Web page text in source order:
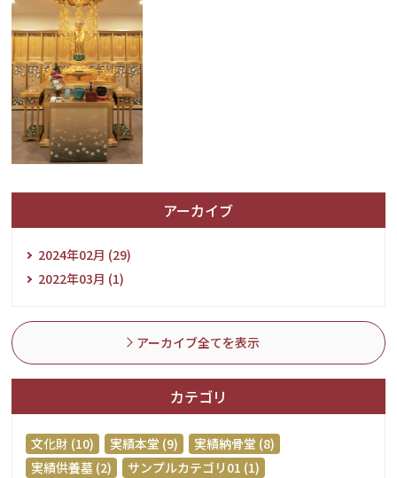
アーカイブ
2024年02月 (29)
2022年03月 (1)
アーカイブ全てを表示
カテゴリ
文化財 (10) 実績本堂 (9)
実績納骨堂 (8)
実績供養墓 (2)
サンプルカテゴリ01 (1)